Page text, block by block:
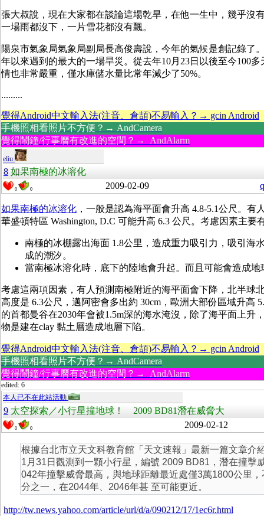
張大叔說，現在大家都在談論這場乾旱，在他一生中，幾乎沒
一場雨都沒下，一片雪花都沒有飄。
陽泉市氣象局氣象局副局長高俊壽說，今年的氣候是創記錄了
年以來遇到的最大的一場旱災。從去年10月23日以後至今100
情也非常嚴重，僅水庫儲水量比常年減少了50%。
.........
覺得Android中文輸入法(注音、倉頡)不易輸入？→ gcin Android
手機照相看照片不方便？→ AndCamera
覺得鬧鐘/行事曆有改進的空間？→ AndAlarm
eliu
8 如果南極的冰溶化
0 0 2009-02-09
如果南極的冰溶化 ，一般是認為海平面會升高 4.8-5.1公尺。有
華盛頓特區 Washington, D.C 可能升高 6.3 公尺。考慮因素主要
南極的冰棚露出海面 1.8公里，造成重力吸引力，吸引海
成的潮汐。
當南極冰溶化時，底下的陸地會升起。而且可能會造成地
考慮這兩項因素，有人預測南極附近的海平面會下降，北半球
高度是 6.3公尺，邁阿密會多出約 30cm，歐洲大部份區域升高
的首都曼谷在2030年會被1.5m深的海水淹沒，除了海平面上升
物是建在clay 黏土層造成地層下陷。
覺得Android中文輸入法(注音、倉頡)不易輸入？→ gcin Android
手機照相看照片不方便？→ AndCamera
覺得鬧鐘/行事曆有改進的空間？→ AndAlarm
edited: 6
本人已不在此站活動
9 太空探索／小行星撞地球！ 2009 BD81潛在威脅大
0 0 2009-02-12
根據台北市立天文科教育館「天文速報」最新一篇文章介
1月31日觀測到一顆小行星，編號 2009 BD81，潛在撞擊
042年撞擊威脅最高，與地球距離最近處僅3萬1800公里
分之一，在2044年、2046年甚 至可能更近。
http://tw.news.yahoo.com/article/url/d/a/090212/17/1ec6r.html